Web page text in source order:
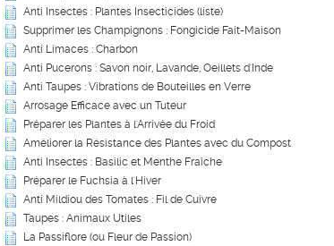
Anti Insectes : Plantes Insecticides (liste)
Supprimer les Champignons : Fongicide Fait-Maison
Anti Limaces : Charbon
Anti Pucerons : Savon noir, Lavande, Oeillets d'Inde
Anti Taupes : Vibrations de Bouteilles en Verre
Arrosage Efficace avec un Tuteur
Préparer les Plantes à l'Arrivée du Froid
Améliorer la Résistance des Plantes avec du Compost
Anti Insectes : Basilic et Menthe Fraîche
Préparer le Fuchsia à l'Hiver
Anti Mildiou des Tomates : Fil de Cuivre
Taupes : Animaux Utiles
La Passiflore (ou Fleur de Passion)